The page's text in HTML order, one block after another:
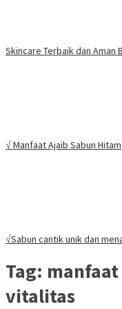
Skincare Terbaik dan Aman
√ Manfaat Ajaib Sabun Hitam
√Sabun cantik unik dan
Tag:
vitalitas